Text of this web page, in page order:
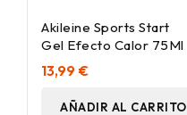
Akileine Sports Start
Gel Efecto Calor 75Ml
13,99 €
AÑADIR AL CARRITO